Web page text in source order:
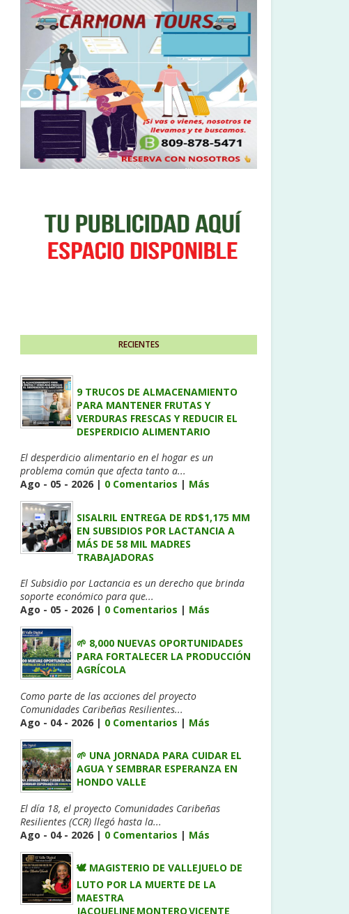
RECIENTES
9 TRUCOS DE ALMACENAMIENTO
PARA MANTENER FRUTAS Y
VERDURAS FRESCAS Y REDUCIR EL
DESPERDICIO ALIMENTARIO
El desperdicio alimentario en el hogar es un
problema común que afecta tanto a...
Ago - 05 - 2026 | 0 Comentarios | Más
SISALRIL ENTREGA DE RD$1,175 MM
EN SUBSIDIOS POR LACTANCIA A
MÁS DE 58 MIL MADRES
TRABAJADORAS
El Subsidio por Lactancia es un derecho que brinda
soporte económico para que...
Ago - 05 - 2026 | 0 Comentarios | Más
🌱 8,000 NUEVAS OPORTUNIDADES
PARA FORTALECER LA PRODUCCIÓN
AGRÍCOLA
Como parte de las acciones del proyecto
Comunidades Caribeñas Resilientes...
Ago - 04 - 2026 | 0 Comentarios | Más
🌱 UNA JORNADA PARA CUIDAR EL
AGUA Y SEMBRAR ESPERANZA EN
HONDO VALLE
El día 18, el proyecto Comunidades Caribeñas
Resilientes (CCR) llegó hasta la...
Ago - 04 - 2026 | 0 Comentarios | Más
🕊️ MAGISTERIO DE VALLEJUELO DE
LUTO POR LA MUERTE DE LA
MAESTRA
JACQUELINE MONTERO VICENTE